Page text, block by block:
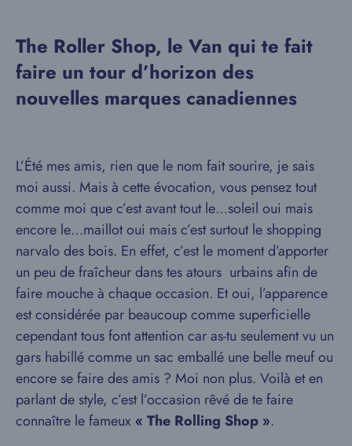
The Roller Shop, le Van qui te fait
faire un tour d’horizon des
nouvelles marques canadiennes
L’Été mes amis, rien que le nom fait sourire, je sais
moi aussi. Mais à cette évocation, vous pensez tout
comme moi que c’est avant tout le…soleil oui mais
encore le…maillot oui mais c’est surtout le shopping
narvalo des bois. En effet, c’est le moment d’apporter
un peu de fraîcheur dans tes atours urbains afin de
faire mouche à chaque occasion. Et oui, l’apparence
est considérée par beaucoup comme superficielle
cependant tous font attention car as-tu seulement vu un
gars habillé comme un sac emballé une belle meuf ou
encore se faire des amis ? Moi non plus. Voilà et en
parlant de style, c’est l’occasion rêvé de te faire
connaître le fameux« The Rolling Shop ».